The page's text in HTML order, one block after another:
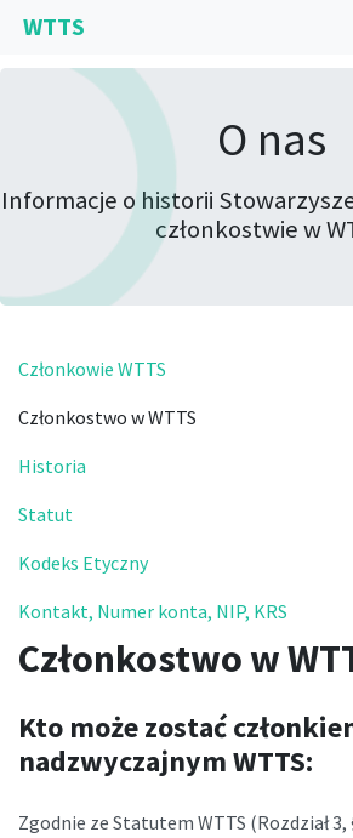
WTTS
O nas
Informacje o historii
członkostwie w
Członkowie WTTS
Członkostwo w WTTS
Historia
Statut
Kodeks Etyczny
Kontakt, Numer konta, NIP, KRS
Członkostwo w
Kto może zostać
nadzwyczajnym WTTS:
Zgodnie ze Statutem WTTS (Rozdział 3,